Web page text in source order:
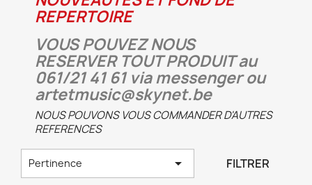
REPERTOIRE
VOUS POUVEZ NOUS
RESERVER TOUT PRODUIT au
061/21 41 61 via messenger ou
artetmusic@skynet.be
NOUS POUVONS VOUS COMMANDER D'AUTRES
REFERENCES
Pertinence  FILTRER